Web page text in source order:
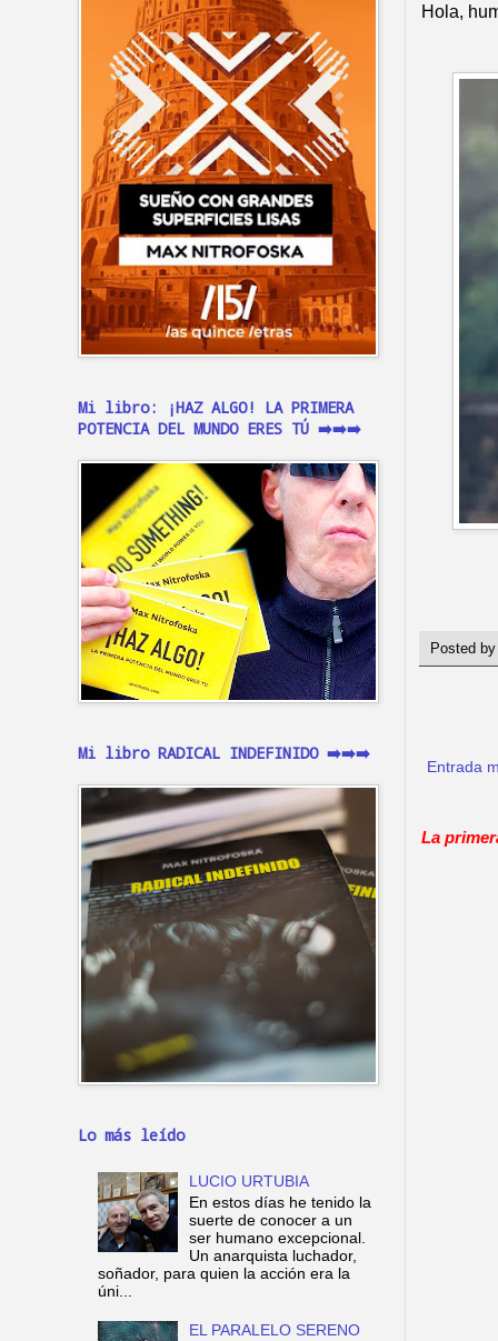
Hola,
Posted
Entrada
La
Mi libro: ¡HAZ ALGO! LA PRIMERA
POTENCIA DEL MUNDO ERES TÚ ➡️➡️➡️
Mi libro RADICAL INDEFINIDO ➡️➡️➡️
Lo más leído
LUCIO URTUBIA
En estos días he tenido la
suerte de conocer a un
ser humano excepcional.
Un anarquista luchador,
soñador, para quien la acción era la
úni...
EL PARALELO SERENO